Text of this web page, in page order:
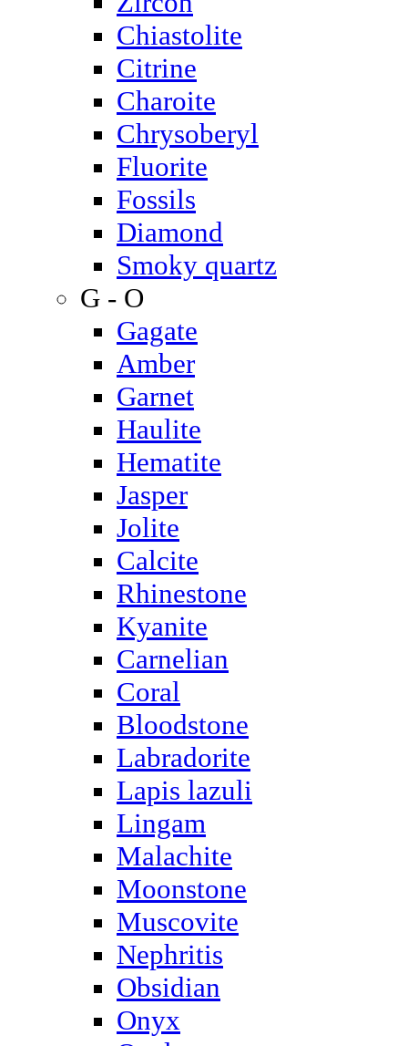
Chiastolite
Citrine
Charoite
Chrysoberyl
Fluorite
Fossils
Diamond
Smoky quartz
G - O
Gagate
Amber
Garnet
Haulite
Hematite
Jasper
Jolite
Calcite
Rhinestone
Kyanite
Carnelian
Coral
Bloodstone
Labradorite
Lapis lazuli
Lingam
Malachite
Moonstone
Muscovite
Nephritis
Obsidian
Onyx